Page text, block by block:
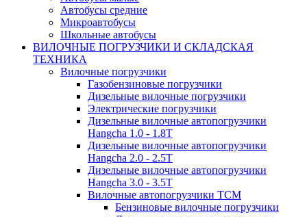
Автобусы средние
Микроавтобусы
Школьные автобусы
ВИЛОЧНЫЕ ПОГРУЗЧИКИ И СКЛАДСКАЯ
ТЕХНИКА
Вилочные погрузчики
Газобензиновые погрузчики
Дизельные вилочные погрузчики
Электрические погрузчики
Дизельные вилочные автопогрузчики
Hangcha 1.0 - 1.8T
Дизельные вилочные автопогрузчики
Hangcha 2.0 - 2.5T
Дизельные вилочные автопогрузчики
Hangcha 3.0 - 3.5Т
Вилочные автопогрузчики TCM
Бензиновые вилочные погрузчики